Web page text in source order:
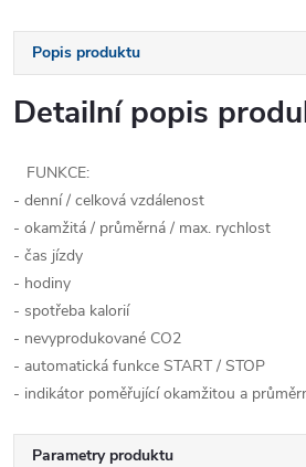
Popis produktu
Detailní popis
FUNKCE:
- denní / celková vzdálenost
- okamžitá / průměrná / max. rychlost
- čas jízdy
- hodiny
- spotřeba kalorií
- nevyprodukované CO2
- automatická funkce START / STOP
- indikátor poměřující okamžitou a
Parametry produktu